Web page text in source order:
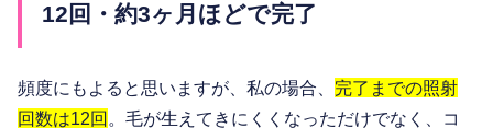
12回・約3ヶ月ほどで完了
頻度にもよると思いますが、私の場合、 完了までの照射
回数は12回。毛が生えてきにくくなっただけでなく、コ